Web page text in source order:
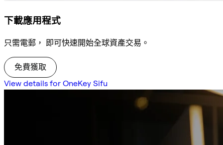
下載應用程式
只需電郵， 即可快速開始全球資產交易。
免費獲取
View details for OneKey Sifu